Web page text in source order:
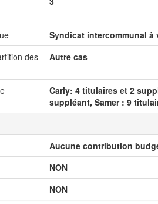
Syndicat intercommunal
des
Autre cas
Carly: 4 titulaires et 2
suppléant, Samer : 9
Aucune contribution
NON
NON